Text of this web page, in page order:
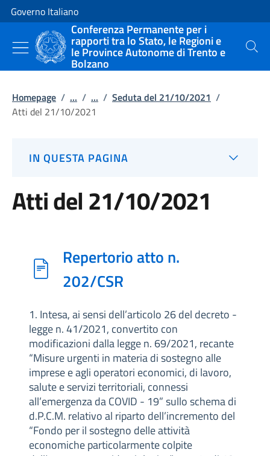
Vai al contenuto
Vai alla navigazione del sito
Governo Italiano
Conferenza Permanente per i
rapporti tra lo Stato, le Regioni e
le Province Autonome di Trento e
Bolzano
Cerca
Homepage / ... / ... / Seduta del 21/10/2021 /
Atti del 21/10/2021
IN QUESTA PAGINA
Atti del 21/10/2021
Repertorio atto n.
202/CSR
1. Intesa, ai sensi dell’articolo 26 del decreto -
legge n. 41/2021, convertito con
modificazioni dalla legge n. 69/2021, recante
“Misure urgenti in materia di sostegno alle
imprese e agli operatori economici, di lavoro,
salute e servizi territoriali, connessi
all’emergenza da COVID - 19” sullo schema di
d.P.C.M. relativo al riparto dell’incremento del
“Fondo per il sostegno delle attività
economiche particolarmente colpite